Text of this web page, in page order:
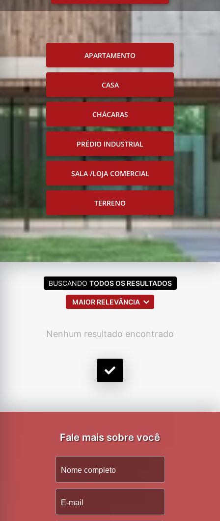
APARTAMENTO
CASA
CHÁCARAS
PRÉDIO INDUSTRIAL
SALA /LOJA COMERCIAL
TERRENO
BUSCANDO TODOS OS RESULTADOS
MAIOR RELEVÂNCIA
Nenhum resultado encontrado
Fale mais sobre você